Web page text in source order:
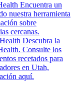
Encuentra un
nuestra herramienta
sobre
cercanas.
Descubra la
Consulte los
recetados para
en Utah,
aquí.